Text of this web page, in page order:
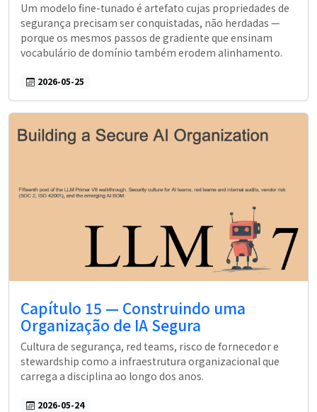
Um modelo fine-tunado é artefato cujas propriedades de
segurança precisam ser conquistadas, não herdadas —
porque os mesmos passos de gradiente que ensinam
vocabulário de domínio também erodem alinhamento.
2026-05-25
Capítulo 15 — Construindo uma
Organização de IA Segura
Cultura de segurança, red teams, risco de fornecedor e
stewardship como a infraestrutura organizacional que
carrega a disciplina ao longo dos anos.
2026-05-24